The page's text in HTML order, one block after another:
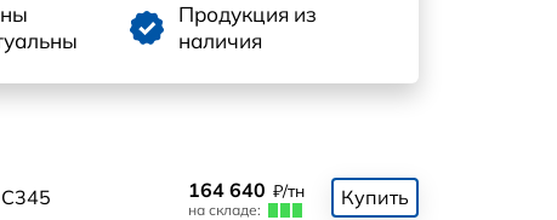
Продукция из
наличия
С345 164 640 ₽/тн
на складе:
Купить